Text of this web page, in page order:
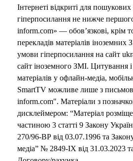
Інтернеті відкриті для
гіперпосилання не нижче
inform.com» — обов’язкові, крім
перекладів матеріалів
умови гіперпосилання на сайт
сайт іноземного ЗМІ. Цитування
матеріалів у офлайн-медіа,
SmartTV можливе лише з
inform.com". Матеріали з
дисклеймером: “Матеріал
частиною 3 статті 9 Закону
270/96-ВР від 03.07.1996 та
медіа” № 2849-IX від 31.03.2023 та